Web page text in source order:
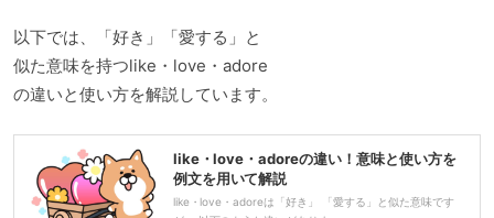
以下では、「好き」「愛する」と
似た意味を持つlike・love・adore
の違いと使い方を解説しています。
like・love・adoreの違い！意味と使い方を
例文を用いて解説
like・love・adoreは「好き」 「愛する」と似た意味です